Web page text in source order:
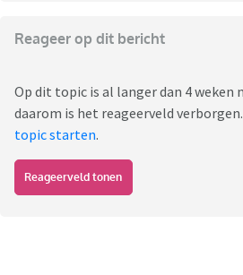
Reageer op dit bericht
Op dit topic is al langer dan 4 weken
daarom is het reageerveld verborgen.
topic starten.
Reageerveld tonen